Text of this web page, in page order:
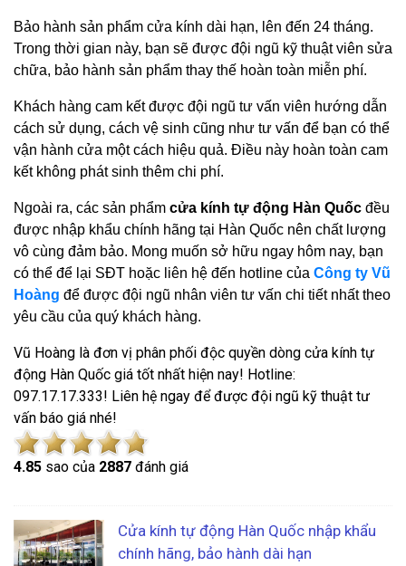
Bảo hành sản phẩm cửa kính dài hạn, lên đến 24 tháng.
Trong thời gian này, bạn sẽ được đội ngũ kỹ thuật viên sửa
chữa, bảo hành sản phẩm thay thế hoàn toàn miễn phí.
Khách hàng cam kết được đội ngũ tư vấn viên hướng dẫn
cách sử dụng, cách vệ sinh cũng như tư vấn để bạn có thể
vận hành cửa một cách hiệu quả. Điều này hoàn toàn cam
kết không phát sinh thêm chi phí.
Ngoài ra, các sản phẩm cửa kính tự động Hàn Quốc đều
được nhập khẩu chính hãng tại Hàn Quốc nên chất lượng
vô cùng đảm bảo. Mong muốn sở hữu ngay hôm nay, bạn
có thể để lại SĐT hoặc liên hệ đến hotline của Công ty Vũ
Hoàng để được đội ngũ nhân viên tư vấn chi tiết nhất theo
yêu cầu của quý khách hàng.
Vũ Hoàng là đơn vị phân phối độc quyền dòng cửa kính tự
động Hàn Quốc giá tốt nhất hiện nay! Hotline:
097.17.17.333! Liên hệ ngay để được đội ngũ kỹ thuật tư
vấn báo giá nhé!
4.85 sao của 2887 đánh giá
Cửa kính tự động Hàn Quốc nhập khẩu
chính hãng, bảo hành dài hạn